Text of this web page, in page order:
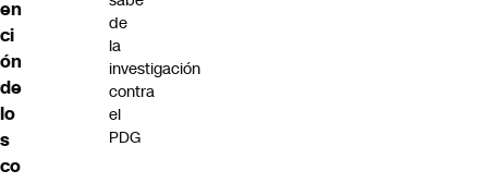
en
ci
ón
de
lo
s
co
de
la
investigación
contra
el
PDG